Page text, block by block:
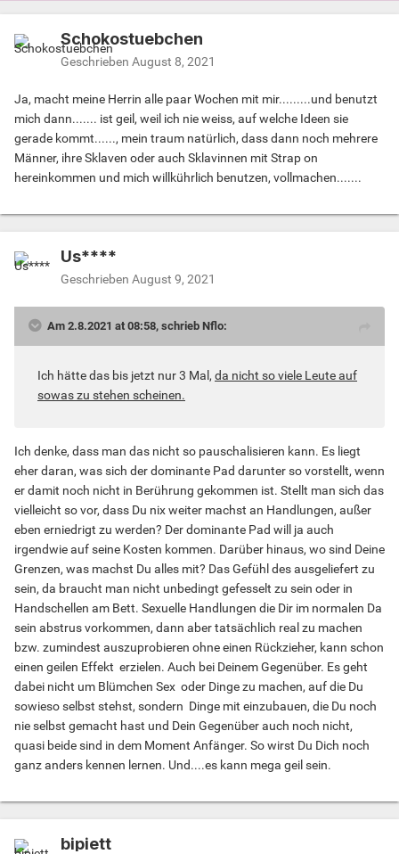
Schokostuebchen
Geschrieben August 8, 2021
Ja, macht meine Herrin alle paar Wochen mit mir.........und benutzt
mich dann....... ist geil, weil ich nie weiss, auf welche Ideen sie
gerade kommt......, mein traum natürlich, dass dann noch mehrere
Männer, ihre Sklaven oder auch Sklavinnen mit Strap on
hereinkommen und mich willkührlich benutzen, vollmachen.......
Us****
Geschrieben August 9, 2021
Am 2.8.2021 at 08:58, schrieb Nflo:
Ich hätte das bis jetzt nur 3 Mal, da nicht so viele Leute auf
sowas zu stehen scheinen.
Ich denke, dass man das nicht so pauschalisieren kann. Es liegt
eher daran, was sich der dominante Pad darunter so vorstellt, wenn
er damit noch nicht in Berührung gekommen ist. Stellt man sich das
vielleicht so vor, dass Du nix weiter machst an Handlungen, außer
eben erniedrigt zu werden? Der dominante Pad will ja auch
irgendwie auf seine Kosten kommen. Darüber hinaus, wo sind Deine
Grenzen, was machst Du alles mit? Das Gefühl des ausgeliefert zu
sein, da braucht man nicht unbedingt gefesselt zu sein oder in
Handschellen am Bett. Sexuelle Handlungen die Dir im normalen Da
sein abstrus vorkommen, dann aber tatsächlich real zu machen
bzw. zumindest auszuprobieren ohne einen Rückzieher, kann schon
einen geilen Effekt erzielen. Auch bei Deinem Gegenüber. Es geht
dabei nicht um Blümchen Sex oder Dinge zu machen, auf die Du
sowieso selbst stehst, sondern Dinge mit einzubauen, die Du noch
nie selbst gemacht hast und Dein Gegenüber auch noch nicht,
quasi beide sind in dem Moment Anfänger. So wirst Du Dich noch
ganz anders kennen lernen. Und....es kann mega geil sein.
bipiett